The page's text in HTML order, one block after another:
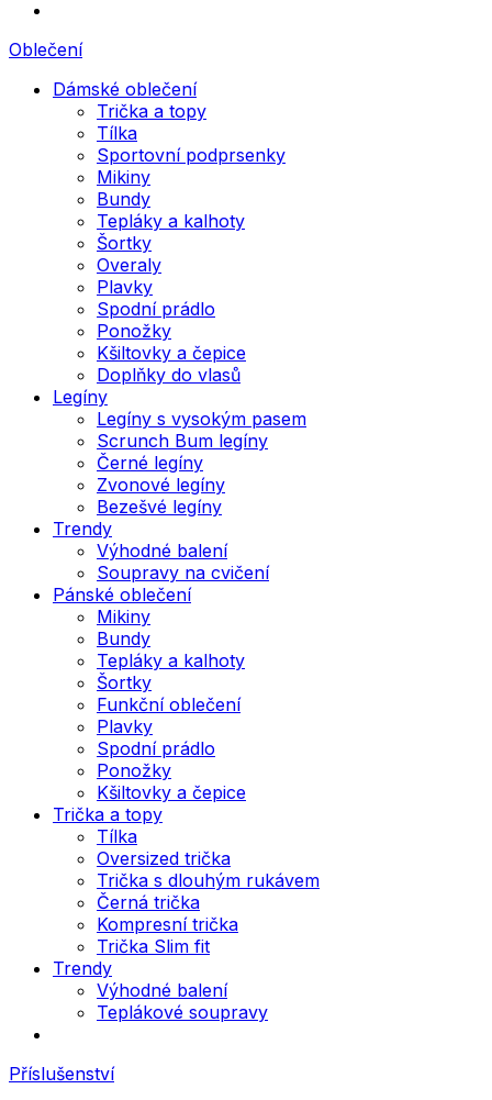
Oblečení
Dámské oblečení
Trička a topy
Tílka
Sportovní podprsenky
Mikiny
Bundy
Tepláky a kalhoty
Šortky
Overaly
Plavky
Spodní prádlo
Ponožky
Kšiltovky a čepice
Doplňky do vlasů
Legíny
Legíny s vysokým pasem
Scrunch Bum legíny
Černé legíny
Zvonové legíny
Bezešvé legíny
Trendy
Výhodné balení
Soupravy na cvičení
Pánské oblečení
Mikiny
Bundy
Tepláky a kalhoty
Šortky
Funkční oblečení
Plavky
Spodní prádlo
Ponožky
Kšiltovky a čepice
Trička a topy
Tílka
Oversized trička
Trička s dlouhým rukávem
Černá trička
Kompresní trička
Trička Slim fit
Trendy
Výhodné balení
Teplákové soupravy
Příslušenství